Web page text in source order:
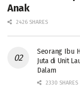
Anak
2426 SHARES
Seorang Ibu
Juta di Unit
Dalam
2330 SHARES